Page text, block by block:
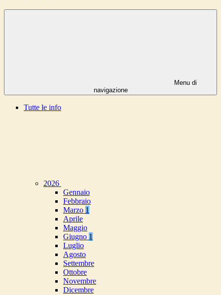
Menu di
navigazione
Tutte le info
2026
Gennaio
Febbraio
Marzo 1
Aprile
Maggio
Giugno 1
Luglio
Agosto
Settembre
Ottobre
Novembre
Dicembre